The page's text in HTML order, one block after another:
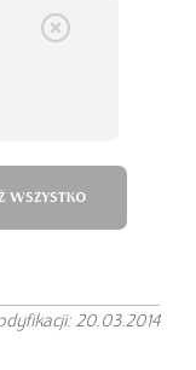
WSZYSTKO
20.03.2014